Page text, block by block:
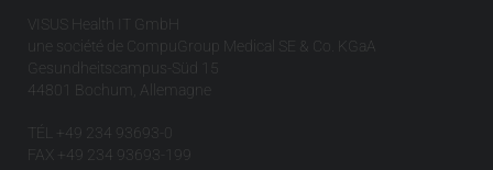
VISUS Health IT GmbH
une société de CompuGroup Medical SE & Co. KGaA
Gesundheitscampus-Süd 15
44801 Bochum, Allemagne
TÉL +49 234 93693-0
FAX +49 234 93693-199